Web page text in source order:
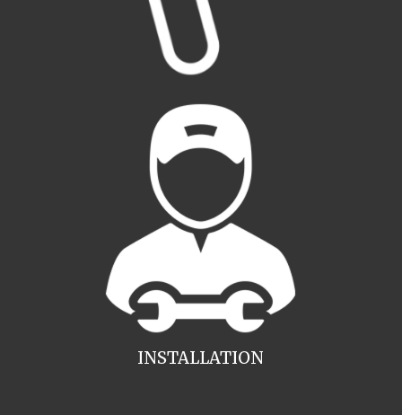
INSTALLATION